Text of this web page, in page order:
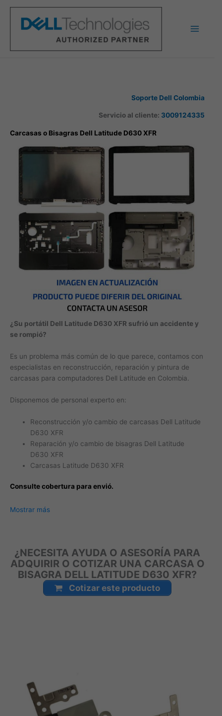
contenido
Soporte Dell Colombia
Servicio al cliente: 3009124335
Carcasas o Bisagras Dell Latitude D630 XFR
¿Su portátil Dell Latitude D630 XFR sufrió un accidente y
se rompió?
Es un problema más común de lo que parece, contamos con
especialistas en reconstrucción, reparación y pintura de
carcasas para computadores Dell Latitude en Colombia.
Disponemos de personal experto en:
Reconstrucción y/o cambio de carcasas Dell Latitude
D630 XFR
Reparación y/o cambio de bisagras Dell Latitude
D630 XFR
Carcasas Latitude D630 XFR
Consulte cobertura para envió.
Leticia, Medellín, Arauca, Barranquilla, Cartagena, Tunja,
Armenia, Pereira, San Andrés, Bucaramanga, Sincelejo,
Ibagué, Cali, Mitú, Puerto Carreño.
Mostrar más
¿NECESITA AYUDA O ASESORÍA PARA
ADQUIRIR O COTIZAR UNA CARCASA O
BISAGRA DELL LATITUDE D630 XFR?
Cotizar este producto